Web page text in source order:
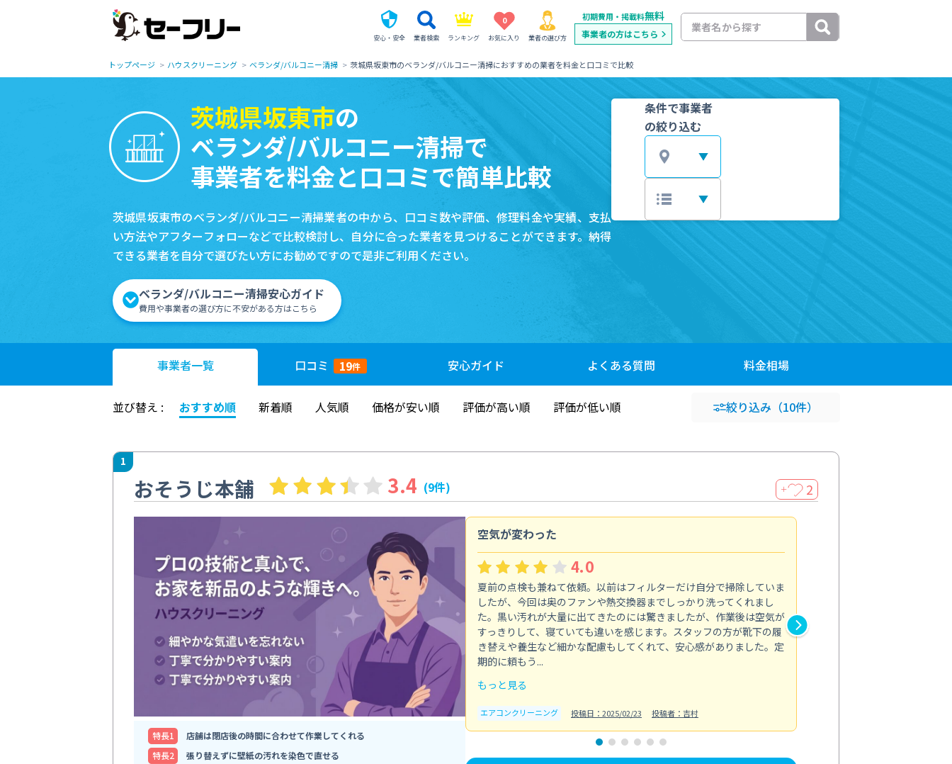
安心・安全 業者検索 ランキング
0
お気に入り 業者の選び方
初期費用・掲載料無料
事業者の方はこちら
トップページ ハウスクリーニング ベランダ/バルコニー清掃 茨城県坂東市のベランダ/バルコニー清掃におすすめの業者を料金と口コミで比較
茨城県坂東市の
ベランダ/バルコニー清掃で
事業者を料金と口コミで簡単比較
茨城県坂東市のベランダ/バルコニー清掃業者の中から、口コミ数や評価、修理料金や実績、支払
い方法やアフターフォローなどで比較検討し、自分に合った業者を見つけることができます。納得
できる業者を自分で選びたい方にお勧めですので是非ご利用ください。
ベランダ/バルコニー清掃安心ガイド
費用や事業者の選び方に不安がある方はこちら
条件で事業者
の絞り込む
事業者一覧 口コミ 19件 安心ガイド よくある質問 料金相場
並び替え : おすすめ順 新着順 人気順 価格が安い順 評価が高い順 評価が低い順 絞り込み （10件）
1
おそうじ本舗 3.4 (9件) ＋ 2
特⻑1
店舗は閉店後の時間に合わせて作業してくれる
特⻑2
張り替えずに壁紙の汚れを染色で直せる
空気が変わった
4.0
夏前の点検も兼ねて依頼。以前はフィルターだけ自分で掃除していま
したが、今回は奥のファンや熱交換器までしっかり洗ってくれまし
た。黒い汚れが大量に出てきたのには驚きましたが、作業後は空気が
すっきりして、寝ていても違いを感じます。スタッフの方が靴下の履
き替えや養生など細かな配慮もしてくれて、安心感がありました。定
期的に頼もう...
もっと見る
エアコンクリーニング 投稿日：2025/02/23 投稿者：吉村